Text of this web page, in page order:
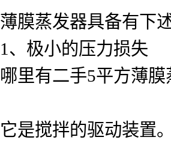
薄膜蒸发器具备有下
1、极小的压力损失
哪里有二手5平方薄
它是搅拌的驱动装置